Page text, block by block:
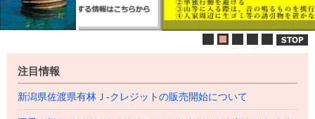
注目情報
新潟県佐渡県有林Ｊ-クレジットの販売開始について